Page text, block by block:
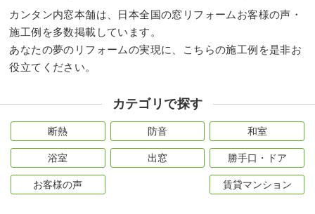
カンタン内窓本舗は、日本全国の窓リフォームお客様の声・
施工例を多数掲載しています。
あなたの夢のリフォームの実現に、こちらの施工例を是非お
役立てください。
カテゴリで探す
断熱 防音 和室
浴室 出窓 勝手口・ドア
お客様の声 賃貸マンション